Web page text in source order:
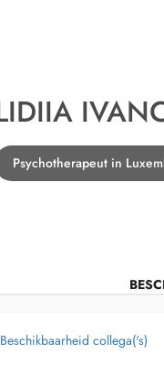
Psychotherapeut in
Beschikbaarheid collega('s)